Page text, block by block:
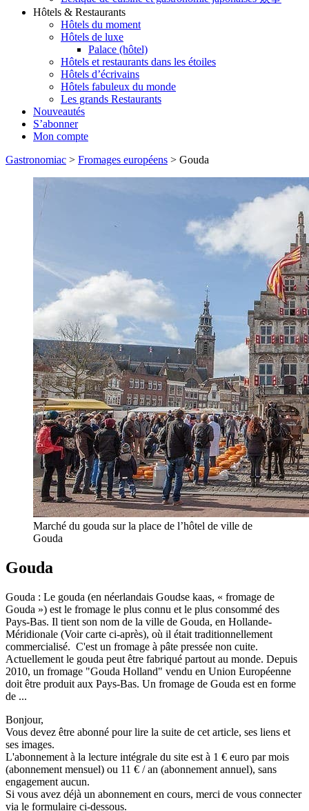
Hôtels & Restaurants
Hôtels du moment
Hôtels de luxe
Palace (hôtel)
Hôtels et restaurants dans les étoiles
Hôtels d’écrivains
Hôtels fabuleux du monde
Les grands Restaurants
Nouveautés
S’abonner
Mon compte
Gastronomiac > Fromages européens > Gouda
Marché du gouda sur la place de l’hôtel de ville de
Gouda
Gouda
Gouda : Le gouda (en néerlandais Goudse kaas, « fromage de
Gouda ») est le fromage le plus connu et le plus consommé des
Pays-Bas. Il tient son nom de la ville de Gouda, en Hollande-
Méridionale (Voir carte ci-après), où il était traditionnellement
commercialisé. C'est un fromage à pâte pressée non cuite.
Actuellement le gouda peut être fabriqué partout au monde. Depuis
2010, un fromage "Gouda Holland" vendu en Union Européenne
doit être produit aux Pays-Bas. Un fromage de Gouda est en forme
de ...
Bonjour,
Vous devez être abonné pour lire la suite de cet article, ses liens et
ses images.
L'abonnement à la lecture intégrale du site est à 1 € euro par mois
(abonnement mensuel) ou 11 € / an (abonnement annuel), sans
engagement aucun.
Si vous avez déjà un abonnement en cours, merci de vous connecter
via le formulaire ci-dessous.